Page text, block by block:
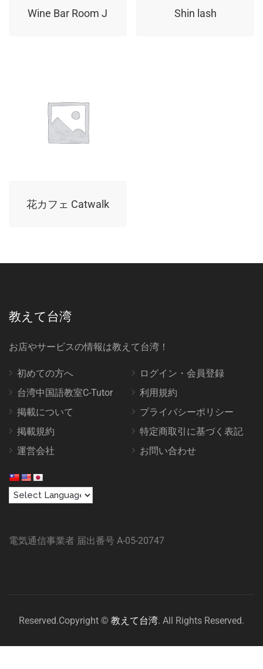
Wine Bar Room J Shin lash
花カフェ Catwalk
教えて台湾
お店やサービスの情報は教えて台湾！
初めての方へ
台湾中国語教室C-Tutor
掲載について
掲載規約
運営会社
ログイン・会員登録
利用規約
プライバシーポリシー
特定商取引に基づく表記
お問い合わせ
電気通信事業者 届出番号 A-05-20747
Reserved.Copyright © 教えて台湾. All Rights Reserved.